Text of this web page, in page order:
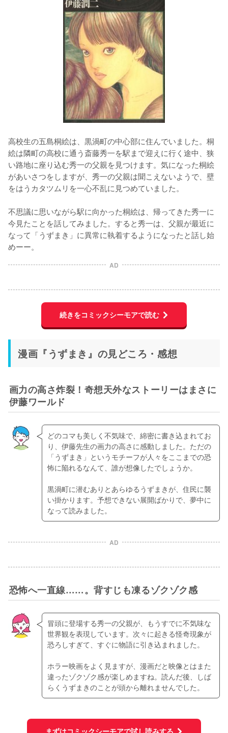
高校生の五島桐絵は、黒渦町の中心部に住んでいました。桐
絵は隣町の高校に通う斎藤秀一を駅まで迎えに行く途中、狭
い路地に座り込む秀一の父親を見つけます。気になった桐絵
があいさつをしますが、秀一の父親は聞こえないようで、壁
をはうカタツムリを一心不乱に見つめていました。
不思議に思いながら駅に向かった桐絵は、帰ってきた秀一に
今見たことを話してみました。すると秀一は、父親が最近に
なって「うずまき」に異常に執着するようになったと話し始
めーー。
AD
続きをコミックシーモアで読む
漫画『うずまき』の見どころ・感想
画力の高さ炸裂！奇想天外なストーリーはまさに
伊藤ワールド
どのコマも美しく不気味で、綿密に書き込まれてお
り、伊藤先生の画力の高さに感動しました。ただの
「うずまき」というモチーフが人々をここまでの恐
怖に陥れるなんて、誰が想像したでしょうか。
黒渦町に潜むありとあらゆるうずまきが、住民に襲
い掛かります。予想できない展開ばかりで、夢中に
なって読みました。
AD
恐怖へ一直線……。背すじも凍るゾクゾク感
冒頭に登場する秀一の父親が、もうすでに不気味な
世界観を表現しています。次々に起きる怪奇現象が
恐ろしすぎて、すぐに物語に引き込まれました。
ホラー映画をよく見ますが、漫画だと映像とはまた
違ったゾクゾク感が楽しめますね。読んだ後、しば
らくうずまきのことが頭から離れませんでした。